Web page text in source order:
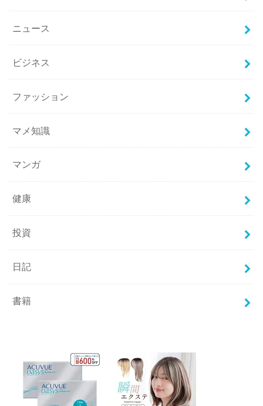
ニュース
ビジネス
ファッション
マメ知識
マンガ
健康
投資
日記
書籍